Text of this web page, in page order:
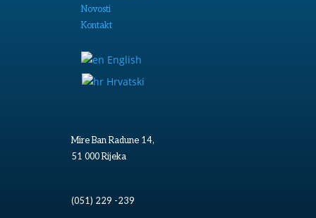
Novosti
Kontakt
English
Hrvatski
Mire Ban Radune 14,
51 000 Rijeka
(051) 229 -239